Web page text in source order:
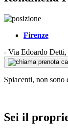
Firenze
- Via Edoardo Detti,
prenota
Spiacenti, non
Sei il